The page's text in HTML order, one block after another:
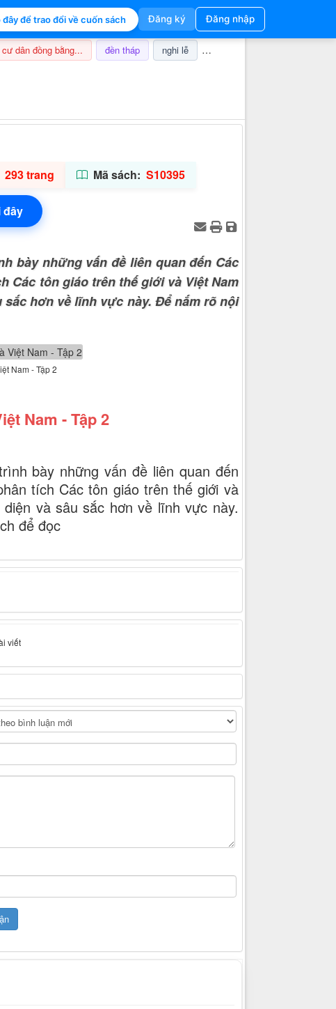
đây để trao đổi về cuốn sách Đăng ký Đăng nhập
dân đồng bằng... đền tháp nghi lễ champa
293 trang Mã sách: S10395
đây
bày những vấn đề liên quan đến Các
Các tôn giáo trên thế giới và Việt Nam
hơn về lĩnh vực này. Để nắm rõ nội
Nam - Tập 2
Nam - Tập 2
bày những vấn đề liên quan đến
tích Các tôn giáo trên thế giới và
và sâu sắc hơn về lĩnh vực này.
để đọc
viết